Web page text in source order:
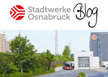
Ihre Suche